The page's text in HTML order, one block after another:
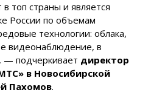
топ страны и является
России по объемам
технологии: облака,
видеонаблюдение, в
— подчеркивает директор
в Новосибирской
Пахомов.